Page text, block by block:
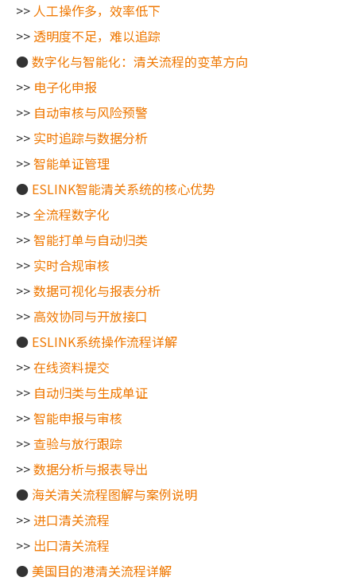
>> 人工操作多，效率低下
>>透明度不足，难以追踪
●数字化与智能化：清关流程的变革方向
>> 电子化申报
>> 自动审核与风险预警
>> 实时追踪与数据分析
>>智能单证管理
● ESLINK智能清关系统的核心优势
>>全流程数字化
>>智能打单与自动归类
>> 实时合规审核
>>数据可视化与报表分析
>> 高效协同与开放接口
● ESLINK系统操作流程详解
>>在线资料提交
>> 自动归类与生成单证
>>智能申报与审核
>>查验与放行跟踪
>>数据分析与报表导出
● 海关清关流程图解与案例说明
>>进口清关流程
>> 出口清关流程
● 美国目的港清关流程详解